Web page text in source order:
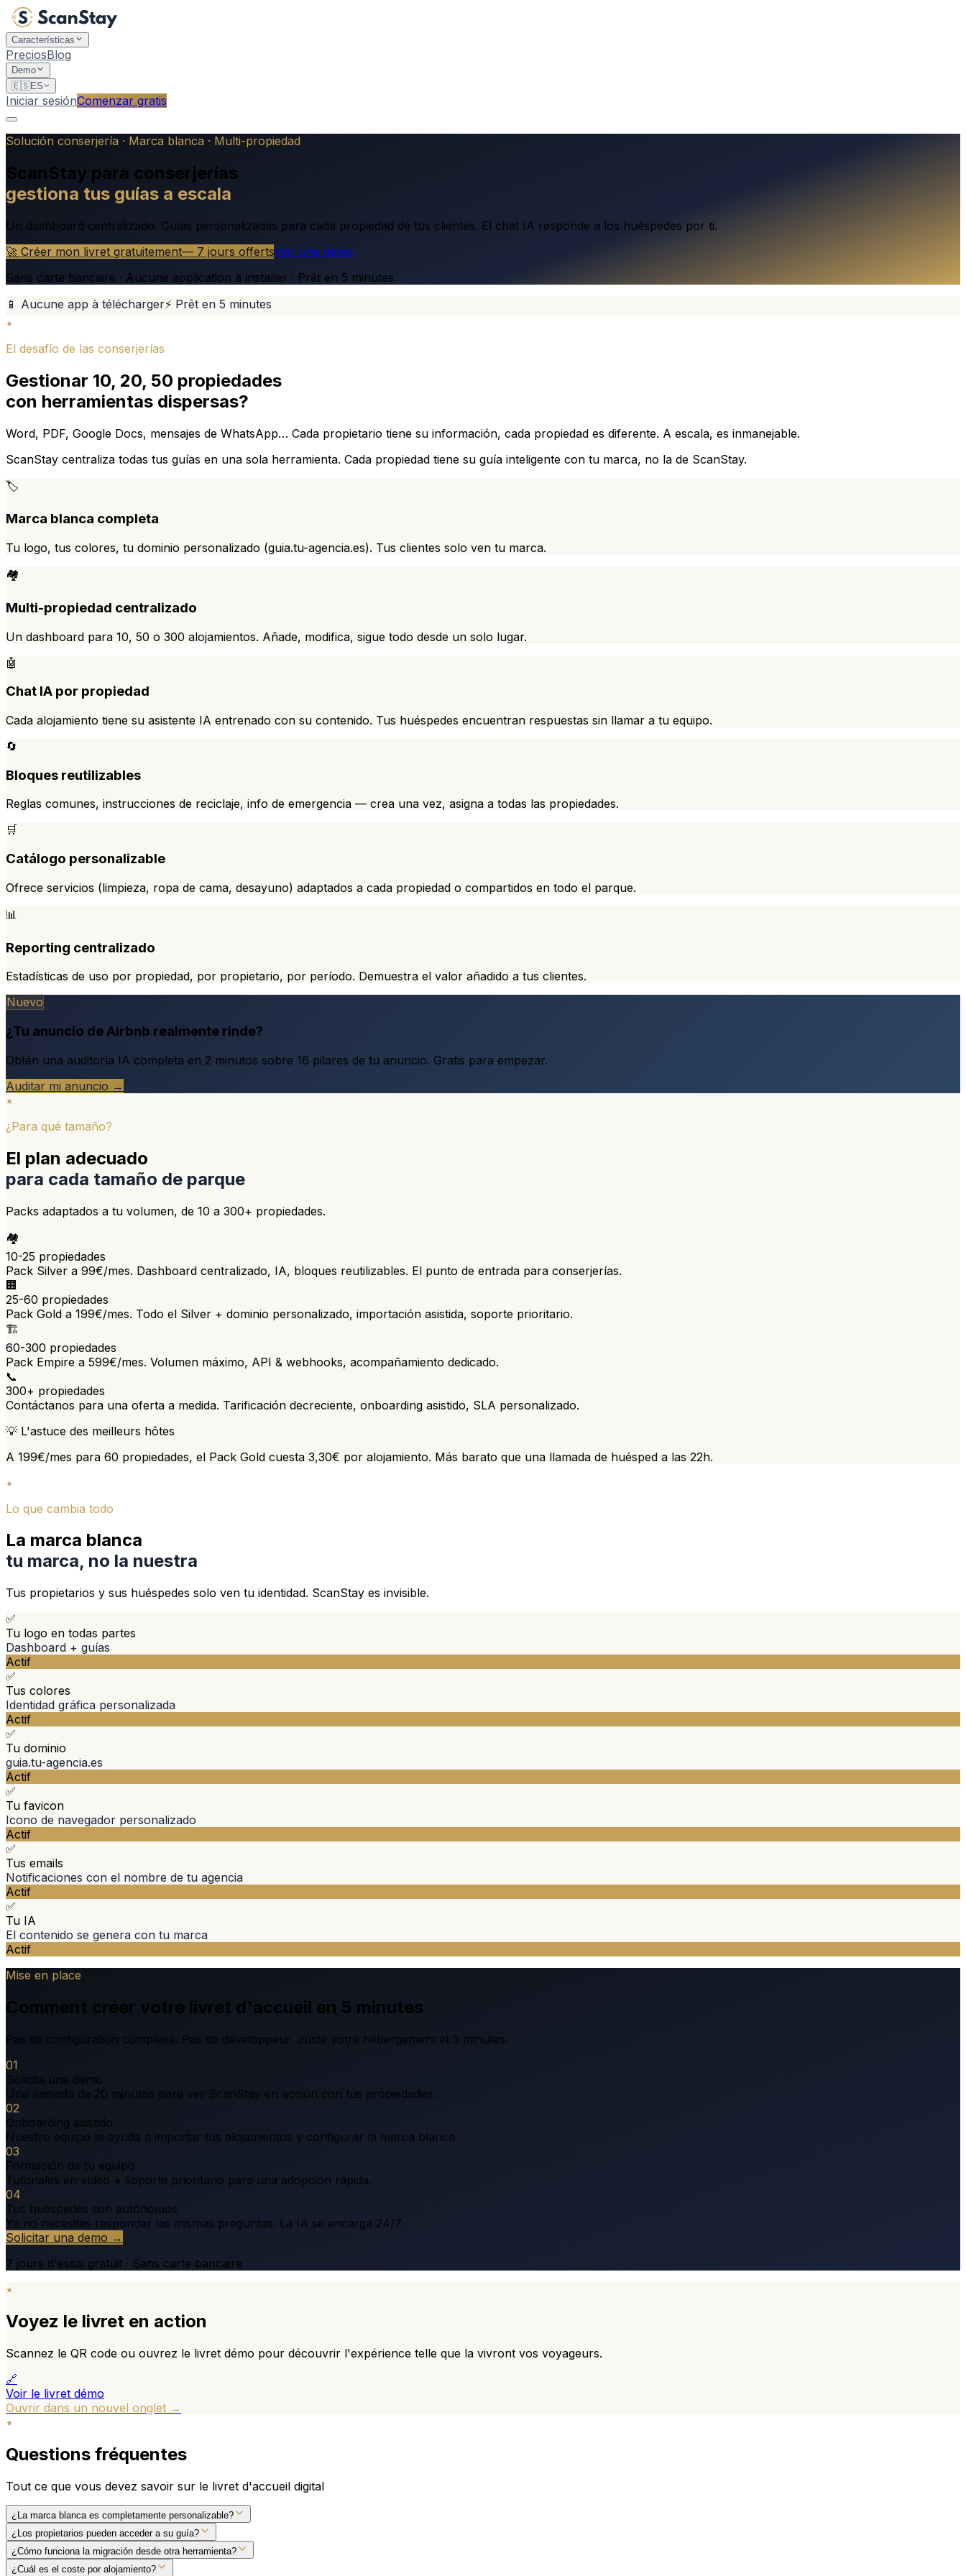
Características
PreciosBlog
Demo
🇪🇸ES
Iniciar sesiónComenzar gratis
Solución conserjería · Marca blanca · Multi-propiedad
ScanStay para conserjerías
gestiona tus guías a escala
Un dashboard centralizado. Guías personalizadas para cada propiedad de tus clientes. El chat IA responde a los huéspedes por ti.
🚀 Créer mon livret gratuitement— 7 jours offertsVoir une démo
Sans carte bancaire · Aucune application à installer · Prêt en 5 minutes
📱 Aucune app à télécharger⚡ Prêt en 5 minutes
El desafío de las conserjerías
Gestionar 10, 20, 50 propiedades
con herramientas dispersas?
Word, PDF, Google Docs, mensajes de WhatsApp… Cada propietario tiene su información, cada propiedad es diferente. A escala, es inmanejable.
ScanStay centraliza todas tus guías en una sola herramienta. Cada propiedad tiene su guía inteligente con tu marca, no la de ScanStay.
🏷️
Marca blanca completa
Tu logo, tus colores, tu dominio personalizado (guia.tu-agencia.es). Tus clientes solo ven tu marca.
🏘️
Multi-propiedad centralizado
Un dashboard para 10, 50 o 300 alojamientos. Añade, modifica, sigue todo desde un solo lugar.
🤖
Chat IA por propiedad
Cada alojamiento tiene su asistente IA entrenado con su contenido. Tus huéspedes encuentran respuestas sin llamar a tu equipo.
🔄
Bloques reutilizables
Reglas comunes, instrucciones de reciclaje, info de emergencia — crea una vez, asigna a todas las propiedades.
🛒
Catálogo personalizable
Ofrece servicios (limpieza, ropa de cama, desayuno) adaptados a cada propiedad o compartidos en todo el parque.
📊
Reporting centralizado
Estadísticas de uso por propiedad, por propietario, por período. Demuestra el valor añadido a tus clientes.
Nuevo
¿Tu anuncio de Airbnb realmente rinde?
Obtén una auditoría IA completa en 2 minutos sobre 16 pilares de tu anuncio. Gratis para empezar.
Auditar mi anuncio →
¿Para qué tamaño?
El plan adecuado
para cada tamaño de parque
Packs adaptados a tu volumen, de 10 a 300+ propiedades.
🏘️
10-25 propiedades
Pack Silver a 99€/mes. Dashboard centralizado, IA, bloques reutilizables. El punto de entrada para conserjerías.
🏢
25-60 propiedades
Pack Gold a 199€/mes. Todo el Silver + dominio personalizado, importación asistida, soporte prioritario.
🏗️
60-300 propiedades
Pack Empire a 599€/mes. Volumen máximo, API & webhooks, acompañamiento dedicado.
📞
300+ propiedades
Contáctanos para una oferta a medida. Tarificación decreciente, onboarding asistido, SLA personalizado.
💡 L'astuce des meilleurs hôtes
A 199€/mes para 60 propiedades, el Pack Gold cuesta 3,30€ por alojamiento. Más barato que una llamada de huésped a las 22h.
Lo que cambia todo
La marca blanca
tu marca, no la nuestra
Tus propietarios y sus huéspedes solo ven tu identidad. ScanStay es invisible.
✅
Tu logo en todas partes
Dashboard + guías
Actif
✅
Tus colores
Identidad gráfica personalizada
Actif
✅
Tu dominio
guia.tu-agencia.es
Actif
✅
Tu favicon
Icono de navegador personalizado
Actif
✅
Tus emails
Notificaciones con el nombre de tu agencia
Actif
✅
Tu IA
El contenido se genera con tu marca
Actif
Mise en place
Comment créer votre livret d'accueil en 5 minutes
Pas de configuration complexe. Pas de développeur. Juste votre hébergement et 5 minutes.
01
Solicita una demo
Una llamada de 20 minutos para ver ScanStay en acción con tus propiedades.
02
Onboarding asistido
Nuestro equipo te ayuda a importar tus alojamientos y configurar la marca blanca.
03
Formación de tu equipo
Tutoriales en vídeo + soporte prioritario para una adopción rápida.
04
Tus huéspedes son autónomos
Ya no necesitas responder las mismas preguntas. La IA se encarga 24/7.
Solicitar una demo →
7 jours d'essai gratuit · Sans carte bancaire
Voyez le livret en action
Scannez le QR code ou ouvrez le livret démo pour découvrir l'expérience telle que la vivront vos voyageurs.
🔗
Voir le livret démo
Ouvrir dans un nouvel onglet →
Questions fréquentes
Tout ce que vous devez savoir sur le livret d'accueil digital
¿La marca blanca es completamente personalizable?
¿Los propietarios pueden acceder a su guía?
¿Cómo funciona la migración desde otra herramienta?
¿Cuál es el coste por alojamiento?